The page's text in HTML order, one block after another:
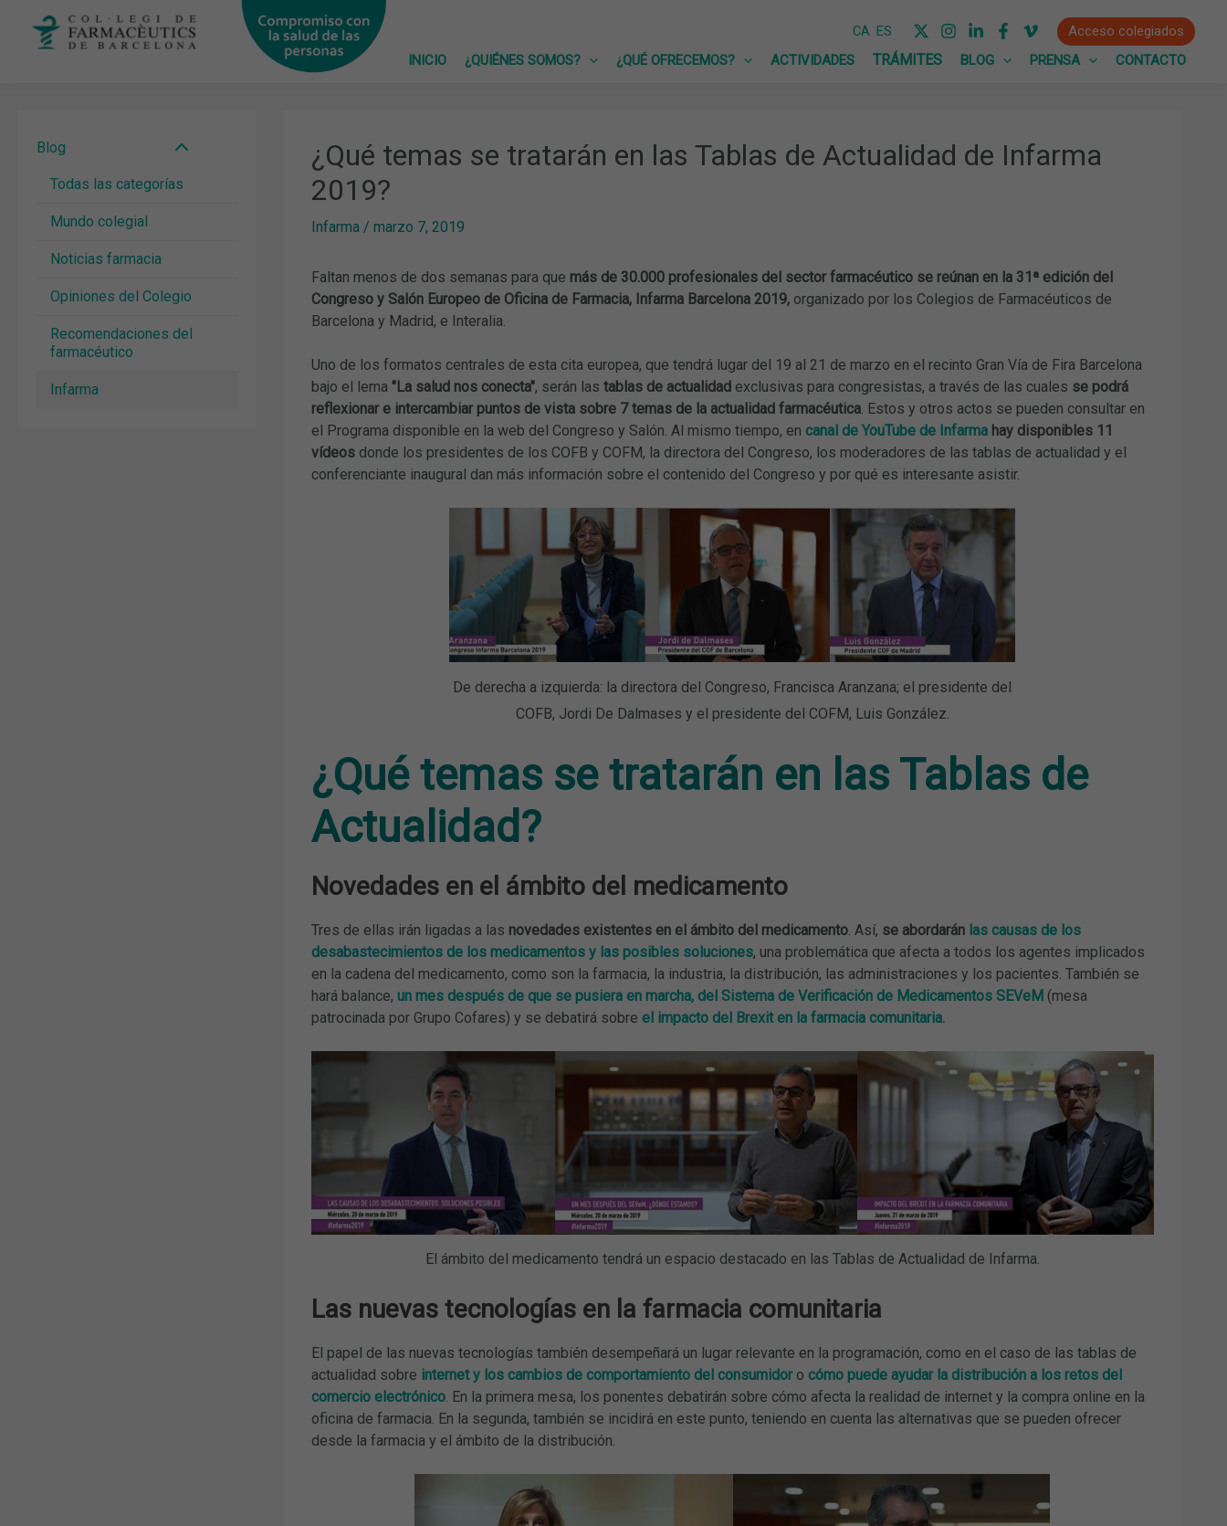
CA ES
Acceso colegiados
INICIO
¿QUIÉNES SOMOS? ¿QUÉ OFRECEMOS? ACTIVIDADES BLOG PRENSA CONTACTO
Blog
Todas las categorías
Mundo colegial
Noticias farmacia
Opiniones del Colegio
Recomendaciones del
farmacéutico
Infarma
¿Qué temas se tratarán en las Tablas de Actualidad de Infarma
2019?
Infarma/ marzo 7, 2019
Faltan menos de dos semanas para que más de 30.000 profesionales del sector farmacéutico se reúnan en la 31ª edición del
Congreso y Salón Europeo de Oficina de Farmacia, Infarma Barcelona 2019,organizado por los Colegios de Farmacéuticos de
Barcelona y Madrid, e Interalia.
Uno de los formatos centrales de esta cita europea, que tendrá lugar del 19 al 21 de marzo en el recinto Gran Vía de Fira Barcelona
bajo el lema "La salud nos conecta", serán las tablas de actualidadexclusivas para congresistas, a través de las cuales se podrá
reflexionar e intercambiar puntos de vista sobre 7 temas de la actualidad farmacéutica. Estos y otros actos se pueden consultar en
el Programa disponible en la web del Congreso y Salón. Al mismo tiempo, en canal de YouTube de Infarmahay disponibles 11
vídeosdonde los presidentes de los COFB y COFM, la directora del Congreso, los moderadores de las tablas de actualidad y el
conferenciante inaugural dan más información sobre el contenido del Congreso y por qué es interesante asistir.
De derecha a izquierda: la directora del Congreso, Francisca Aranzana; el presidente del
COFB, Jordi De Dalmases y el presidente del COFM, Luis González.
¿Qué temas se tratarán en las Tablas de
Actualidad?
Novedades en el ámbito del medicamento
Tres de ellas irán ligadas a las novedades existentes en el ámbito del medicamento. Así, se abordarán las causas de los
desabastecimientos de los medicamentos y las posibles soluciones, una problemática que afecta a todos los agentes implicados
en la cadena del medicamento, como son la farmacia, la industria, la distribución, las administraciones y los pacientes. También se
hará balance, un mes después de que se pusiera en marcha, del Sistema de Verificación de Medicamentos SEVeM (mesa
patrocinada por Grupo Cofares) y se debatirá sobre el impacto del Brexit en la farmacia comunitaria.
El ámbito del medicamento tendrá un espacio destacado en las Tablas de Actualidad de Infarma.
Las nuevas tecnologías en la farmacia comunitaria
El papel de las nuevas tecnologías también desempeñará un lugar relevante en la programación, como en el caso de las tablas de
actualidad sobre internet y los cambios de comportamiento del consumidoro cómo puede ayudar la distribución a los retos del
comercio electrónico. En la primera mesa, los ponentes debatirán sobre cómo afecta la realidad de internet y la compra online en la
oficina de farmacia. En la segunda, también se incidirá en este punto, teniendo en cuenta las alternativas que se pueden ofrecer
desde la farmacia y el ámbito de la distribución.